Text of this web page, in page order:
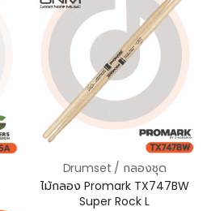
Drumset / กลองชุด
ไม้กลอง Promark TX747BW
Super Rock L